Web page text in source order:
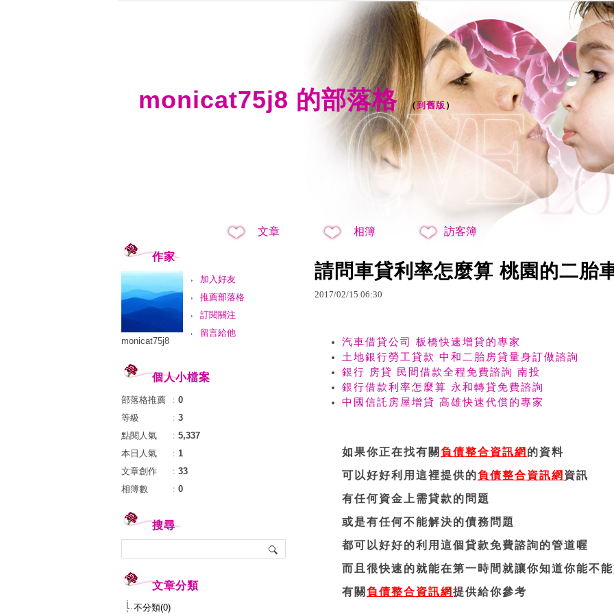
monicat75j8 的部落格（到舊版 ）
文章 相簿 訪客簿
請問車貸利率怎麼算 桃園的二胎
2017/02/15 06:30
汽車借貸公司 板橋快速增貸的專家
土地銀行勞工貸款 中和二胎房貸量身訂做諮詢
銀行 房貸 民間借款全程免費諮詢 南投
銀行借款利率怎麼算 永和轉貸免費諮詢
中國信託房屋增貸 高雄快速代償的專家
如果你正在找有關 負債整合資訊網 的資料
可以好好利用這裡提供的負債整合資訊網 資訊
有任何資金上需貸款的問題
或是有任何不能解決的債務問題
都可以好好的利用這個貸款免費諮詢的管道喔
而且很快速的就能在第一時間就讓你知道你能不
有關 負債整合資訊網 提供給你參考
作家
加入好友
推薦部落格
訂閱關注
留言給他
monicat75j8
個人小檔案
部落格推薦 ： 0
等級
： 3
點閱人氣
： 5,337
本日人氣
： 1
文章創作
： 33
相簿數
： 0
搜尋
文章分類
不分類(0)